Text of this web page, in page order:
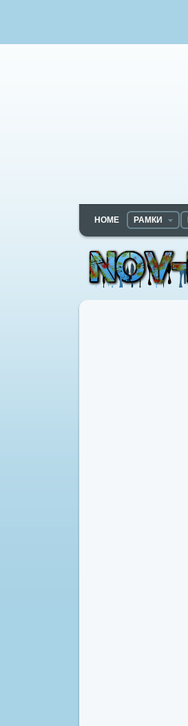
HOME РАМКИ